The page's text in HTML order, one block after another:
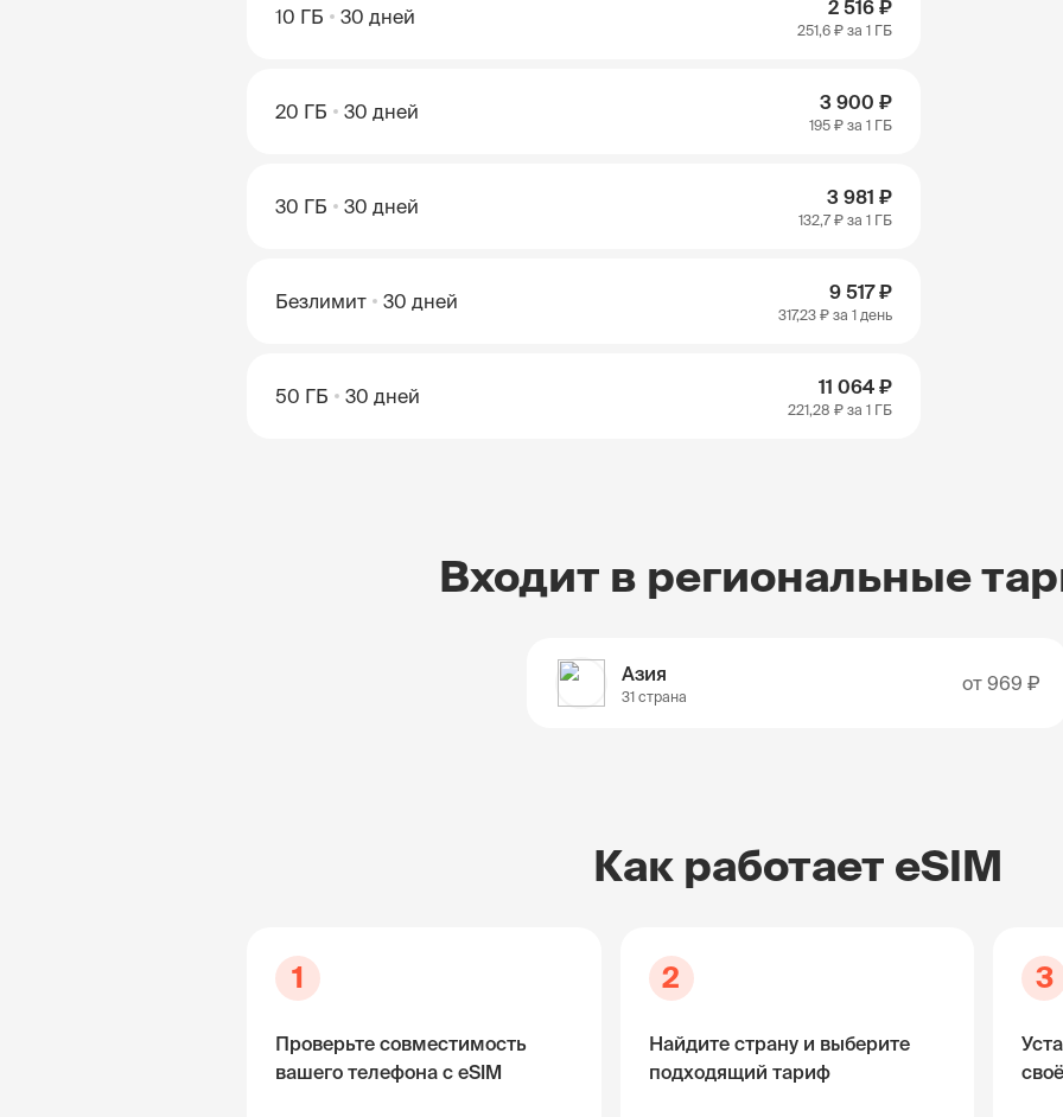
10 ГБ 30 дней 2 516 ₽
251,6 ₽ за 1 ГБ
20 ГБ 30 дней 3 900 ₽
195 ₽ за 1 ГБ
30 ГБ 30 дней 3 981 ₽
132,7 ₽ за 1 ГБ
Безлимит 30 дней 9 517 ₽
317,23 ₽ за 1 день
50 ГБ 30 дней 11 064 ₽
221,28 ₽ за 1 ГБ
Входит в региональные
Азия
31 страна
от 969 ₽
Как работает eSIM
1
Проверьте совместимость
вашего телефона с eSIM
2
Найдите страну и выберите
подходящий тариф
3